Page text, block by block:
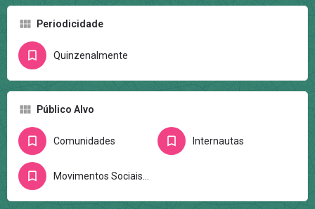
Periodicidade
Quinzenalmente
Público Alvo
Comunidades Internautas
Movimentos Sociais/Ativistas